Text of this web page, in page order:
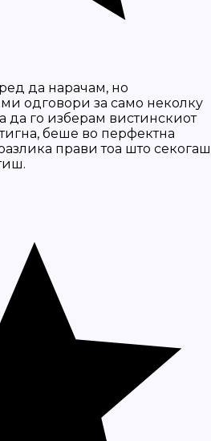
да нарачам, но
одговори за само неколку
го изберам вистинскиот
беше во перфектна
прави тоа што секогаш